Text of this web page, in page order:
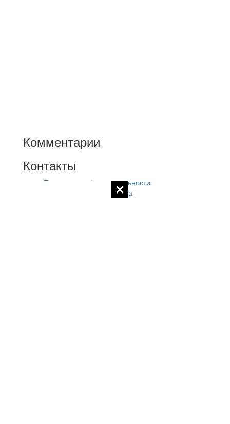
Комментарии
Контакты
Политика конфиденциальности
Контакты администратора